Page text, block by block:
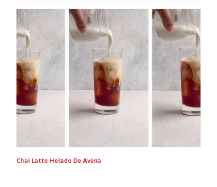
Chai Latte Helado De Avena